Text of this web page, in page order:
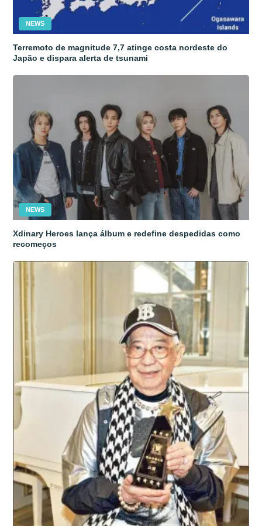
NEWS
Terremoto de magnitude 7,7 atinge costa nordeste do
Japão e dispara alerta de tsunami
NEWS
Xdinary Heroes lança álbum e redefine despedidas como
recomeços